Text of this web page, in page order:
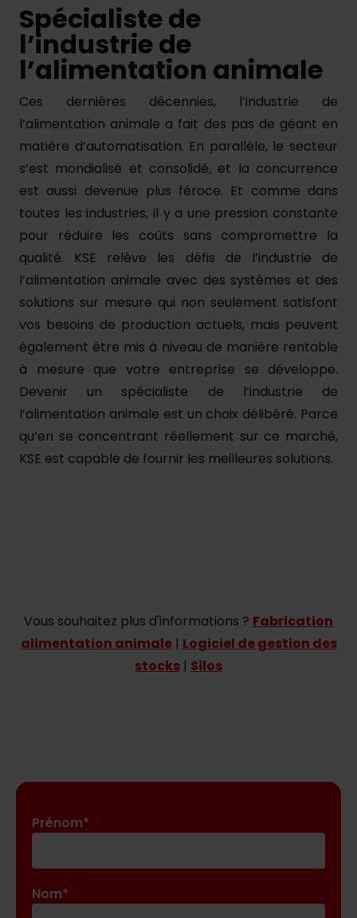
Spécialiste de
l’industrie de
l’alimentation animale
Ces dernières décennies, l’industrie de
l’alimentation animale a fait des pas de géant en
matière d’automatisation. En parallèle, le secteur
s’est mondialisé et consolidé, et la concurrence
est aussi devenue plus féroce. Et comme dans
toutes les industries, il y a une pression constante
pour réduire les coûts sans compromettre la
qualité. KSE relève les défis de l’industrie de
l’alimentation animale avec des systèmes et des
solutions sur mesure qui non seulement satisfont
vos besoins de production actuels, mais peuvent
également être mis à niveau de manière rentable
à mesure que votre entreprise se développe.
Devenir un spécialiste de l’industrie de
l’alimentation animale est un choix délibéré. Parce
qu’en se concentrant réellement sur ce marché,
KSE est capable de fournir les meilleures solutions.
Vous souhaitez plus d'informations ? Fabrication
alimentation animale| Logiciel de gestion des
stocks | Silos
Prénom*
Nom*